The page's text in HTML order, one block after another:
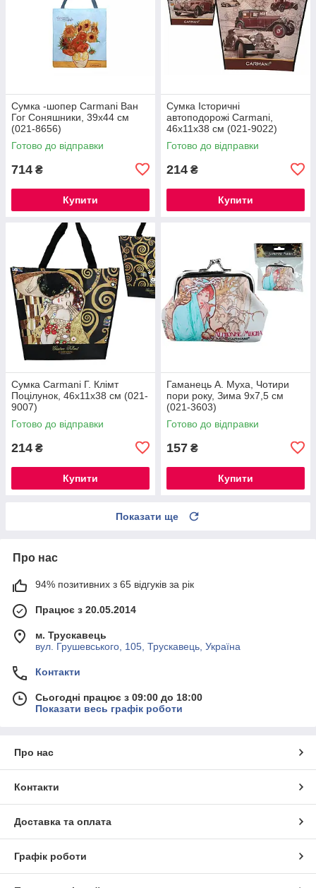
Сумка -шопер Carmani Ван
Гог Соняшники, 39х44 см
(021-8656)
Готово до відправки
714 ₴
Купити
Сумка Історичні
автоподорожі Carmani,
46х11х38 см (021-9022)
Готово до відправки
214 ₴
Купити
Сумка Carmani Г. Клімт
Поцілунок, 46х11х38 см (021-
9007)
Готово до відправки
214 ₴
Купити
Гаманець А. Муха, Чотири
пори року, Зима 9х7,5 см
(021-3603)
Готово до відправки
157 ₴
Купити
Показати ще
Про нас
94% позитивних з 65 відгуків за рік
Працює з 20.05.2014
м. Трускавець
вул. Грушевського, 105, Трускавець, Україна
Контакти
Сьогодні працює з 09:00 до 18:00
Показати весь графік роботи
Про нас
Контакти
Доставка та оплата
Графік роботи